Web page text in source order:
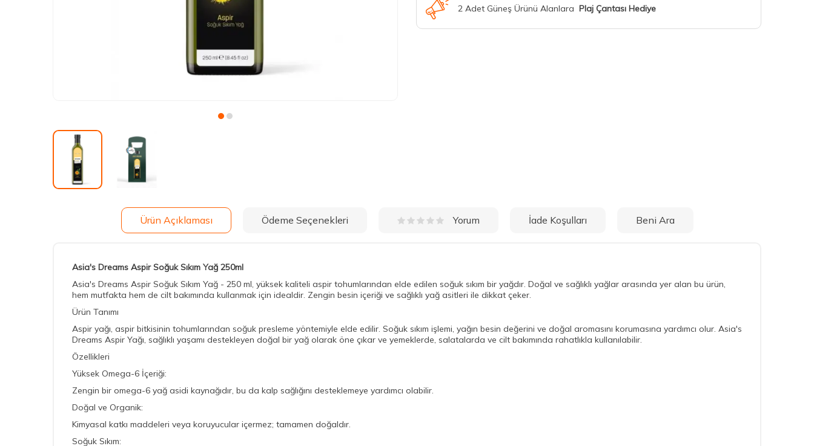
2 Adet Güneş Ürünü Alanlara Plaj Çantası Hediye
Ürün Açıklaması Ödeme Seçenekleri Yorum İade Koşulları Beni Ara
Asia's Dreams Aspir Soğuk Sıkım Yağ 250ml
Asia's Dreams Aspir Soğuk Sıkım Yağ - 250 ml, yüksek kaliteli aspir tohumlarından elde edilen soğuk sıkım bir yağdır. Doğal ve sağlıklı yağlar arasında yer alan bu ürün,
hem mutfakta hem de cilt bakımında kullanmak için idealdir. Zengin besin içeriği ve sağlıklı yağ asitleri ile dikkat çeker.
Ürün Tanımı
Aspir yağı, aspir bitkisinin tohumlarından soğuk presleme yöntemiyle elde edilir. Soğuk sıkım işlemi, yağın besin değerini ve doğal aromasını korumasına yardımcı olur. Asia's
Dreams Aspir Yağı, sağlıklı yaşamı destekleyen doğal bir yağ olarak öne çıkar ve yemeklerde, salatalarda ve cilt bakımında rahatlıkla kullanılabilir.
Özellikleri
Yüksek Omega-6 İçeriği:
Zengin bir omega-6 yağ asidi kaynağıdır, bu da kalp sağlığını desteklemeye yardımcı olabilir.
Doğal ve Organik:
Kimyasal katkı maddeleri veya koruyucular içermez; tamamen doğaldır.
Soğuk Sıkım: